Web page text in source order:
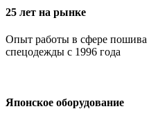
25 лет на рынке
Опыт работы в сфере пошива
спецодежды с 1996 года
Японское оборудование